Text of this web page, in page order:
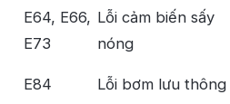
E64, E66,
E73
Lỗi cảm biến sấy
nóng
E84 Lỗi bơm lưu thông